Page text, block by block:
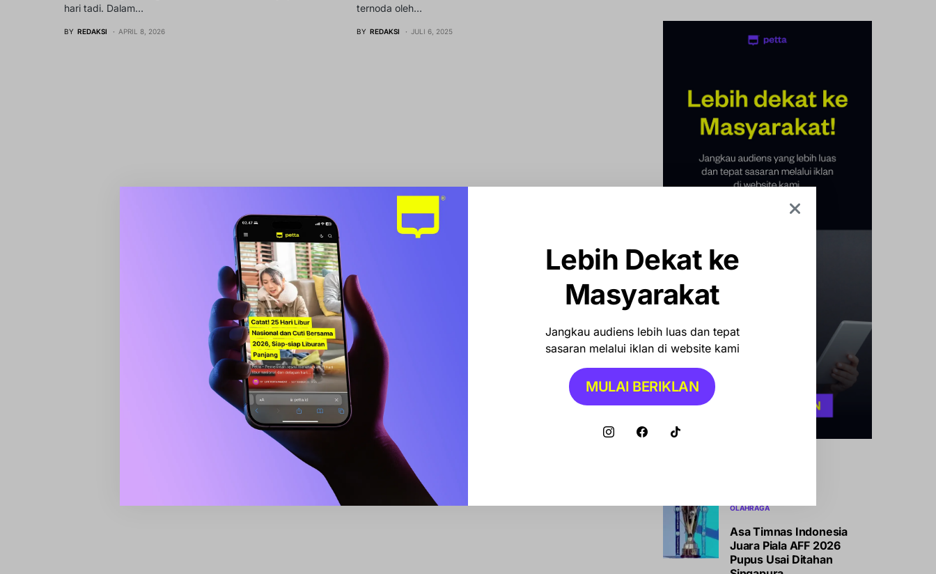
hari tadi. Dalam…
BY REDAKSI APRIL 8, 2026
ternoda oleh…
BY REDAKSI JULI 6, 2025
OLAHRAGA
Asa Timnas Indonesia
Juara Piala AFF 2026
Pupus Usai Ditahan
Lebih Dekat ke
Masyarakat
Jangkau audiens lebih luas dan tepat
sasaran melalui iklan di website kami
MULAI BERIKLAN